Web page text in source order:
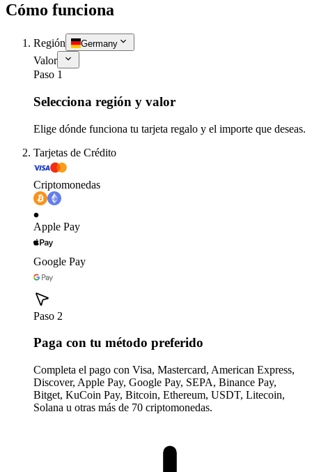
Cómo funciona
Región Germany
Valor
Paso 1
Selecciona región y valor
Elige dónde funciona tu tarjeta regalo y el importe que deseas.
Tarjetas de Crédito
Criptomonedas
Apple Pay
Google Pay
Paso 2
Paga con tu método preferido
Completa el pago con Visa, Mastercard, American Express,
Discover, Apple Pay, Google Pay, SEPA, Binance Pay,
Bitget, KuCoin Pay, Bitcoin, Ethereum, USDT, Litecoin,
Solana u otras más de 70 criptomonedas.